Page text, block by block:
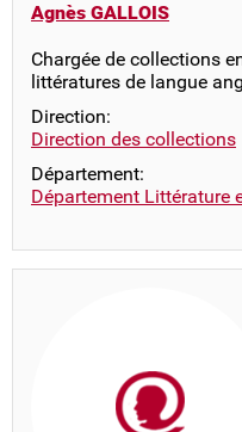
Agnès GALLOIS
Chargée de collections
littératures de langue
Direction:
Direction des collections
Département:
Département Littérature